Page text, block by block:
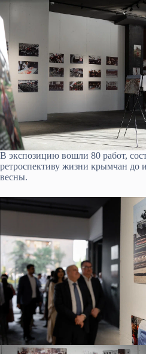
В экспозицию вошли 80 работ,
ретроспективу жизни крымчан до
весны.